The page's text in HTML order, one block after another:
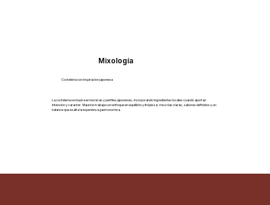
Mixología
Cocteleria con inspiracion japonesa
La cocteleria se inspira en tecnicas y perfiles japoneses, incorporando ingredientes locales cuando aportan
intencion y caracter. Mauricio trabaja con enfoque en equilibrio y limpieza: mezclas claras, sabores definidos y un
balance que exalta la experienca gastronomica.